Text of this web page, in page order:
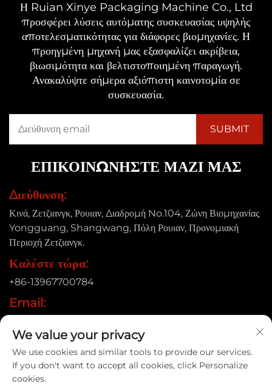
Η Ruian Xinye Packaging Machine Co., Ltd
προσφέρει λύσεις αυτόματης συσκευασίας υψηλής
αποτελεσματικότητας για διάφορες βιομηχανίες. Η
προηγμένη μηχανή μας εξασφαλίζει ακρίβεια,
βιωσιμότητα και βελτιστοποιημένη παραγωγή.
Ανακαλύψτε σήμερα αξιόπιστη καινοτομία σε
συσκευασία.
ΕΠΙΚΟΙΝΩΝΗΣΤΕ ΜΑΖΙ ΜΑΣ
Διεύθυνση:
Κινά, Ζετζιανγκ, Ρουιαν, Διαδρομή No.104, Ζώνη Βιομηχανίας
Yongguang, Shangwang, Πόλη Ρουιαν, Προνομιακή
Περιοχή Ζετζιανγκ.
Καλέστε τώρα:
+86-13967700784
Email:
Δικαιώματα πνευματικής ιδιοκτησίας © 2025 Ruian Xinye
Packaging Machine Co., Ltd |
We value your privacy
We use cookies and similar tools to provide our services.
If you don't want to accept all cookies, click Personalize
cookies.